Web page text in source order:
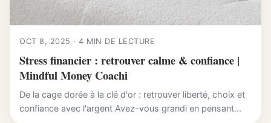
OCT 8, 2025 · 4 MIN DE LECTURE
Stress financier : retrouver calme & confiance |
Mindful Money Coachi
De la cage dorée à la clé d'or : retrouver liberté, choix et
confiance avec l'argent Avez-vous grandi en pensant...